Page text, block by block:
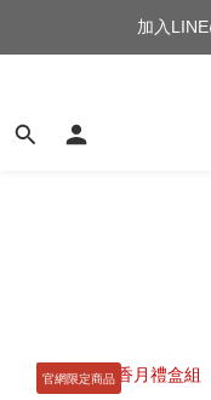
加入
官網限定商品